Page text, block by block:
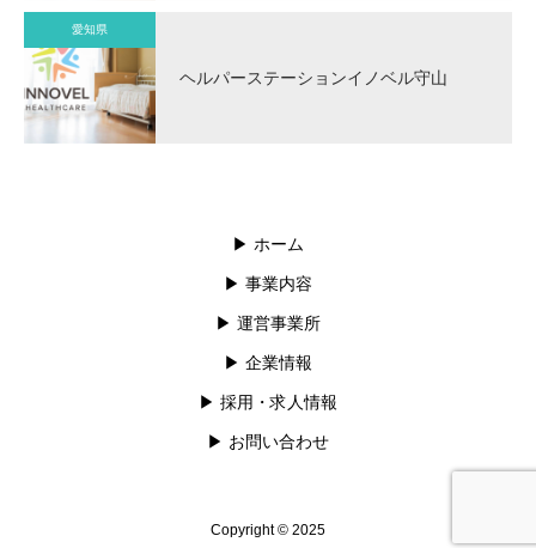
愛知県
ヘルパーステーションイノベル守山
▶︎ ホーム
▶︎ 事業内容
▶︎ 運営事業所
▶︎ 企業情報
▶︎ 採用・求人情報
▶︎ お問い合わせ
Copyright © 2025